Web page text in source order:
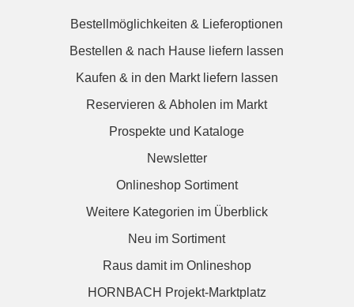
Bestellmöglichkeiten & Lieferoptionen
Bestellen & nach Hause liefern lassen
Kaufen & in den Markt liefern lassen
Reservieren & Abholen im Markt
Prospekte und Kataloge
Newsletter
Onlineshop Sortiment
Weitere Kategorien im Überblick
Neu im Sortiment
Raus damit im Onlineshop
HORNBACH Projekt-Marktplatz